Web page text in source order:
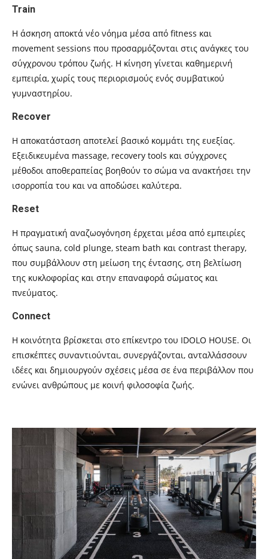
Train
Η άσκηση αποκτά νέο νόημα μέσα από fitness και
movement sessions που προσαρμόζονται στις ανάγκες του
σύγχρονου τρόπου ζωής. Η κίνηση γίνεται καθημερινή
εμπειρία, χωρίς τους περιορισμούς ενός συμβατικού
γυμναστηρίου.
Recover
Η αποκατάσταση αποτελεί βασικό κομμάτι της ευεξίας.
Εξειδικευμένα massage, recovery tools και σύγχρονες
μέθοδοι αποθεραπείας βοηθούν το σώμα να ανακτήσει την
ισορροπία του και να αποδώσει καλύτερα.
Reset
Η πραγματική αναζωογόνηση έρχεται μέσα από εμπειρίες
όπως sauna, cold plunge, steam bath και contrast therapy,
που συμβάλλουν στη μείωση της έντασης, στη βελτίωση
της κυκλοφορίας και στην επαναφορά σώματος και
πνεύματος.
Connect
Η κοινότητα βρίσκεται στο επίκεντρο του IDOLO HOUSE. Οι
επισκέπτες συναντιούνται, συνεργάζονται, ανταλλάσσουν
ιδέες και δημιουργούν σχέσεις μέσα σε ένα περιβάλλον που
ενώνει ανθρώπους με κοινή φιλοσοφία ζωής.